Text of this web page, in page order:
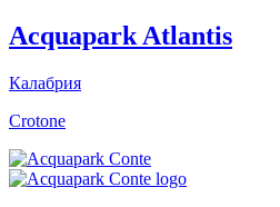
Acquapark Atlantis
Калабрия
Crotone